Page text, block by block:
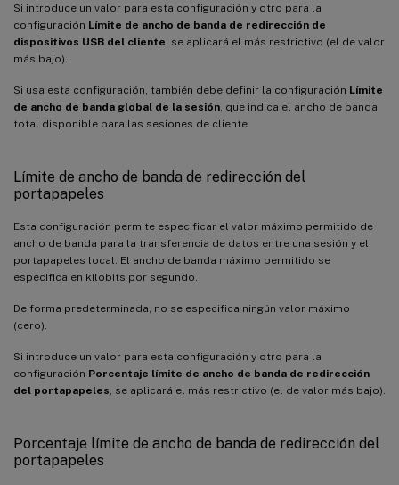
Si introduce un valor para esta configuración y otro para la
configuración Límite de ancho de banda de redirección de
dispositivos USB del cliente , se aplicará el más restrictivo (el de valor
más bajo).
Si usa esta configuración, también debe definir la configuración Límite
de ancho de banda global de la sesión , que indica el ancho de banda
total disponible para las sesiones de cliente.
Límite de ancho de banda de redirección del
portapapeles
Esta configuración permite especificar el valor máximo permitido de
ancho de banda para la transferencia de datos entre una sesión y el
portapapeles local. El ancho de banda máximo permitido se
especifica en kilobits por segundo.
De forma predeterminada, no se especifica ningún valor máximo
(cero).
Si introduce un valor para esta configuración y otro para la
configuración Porcentaje límite de ancho de banda de redirección
del portapapeles , se aplicará el más restrictivo (el de valor más bajo).
Porcentaje límite de ancho de banda de redirección del
portapapeles